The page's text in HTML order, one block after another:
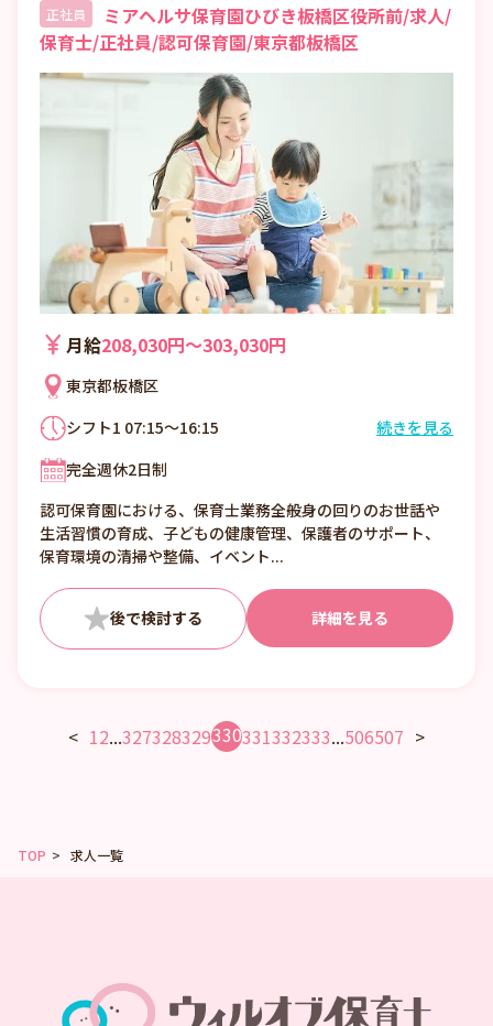
正社員
ミアヘルサ保育園ひびき板橋区役所前/求人/
保育士/正社員/認可保育園/東京都板橋区
月給208,030円〜303,030円
東京都板橋区
シフト1 07:15～16:15
シフト3 09:00～18:00
その他時間帯もございますので詳しくはお問
い合わせください。
続きを見る
完全週休2日制
認可保育園における、保育士業務全般身の回りのお世話や
生活習慣の育成、子どもの健康管理、保護者のサポート、
保育環境の清掃や整備、イベント...
詳細を見る
< 12...327328329330331332333...506507 >
TOP 求人一覧